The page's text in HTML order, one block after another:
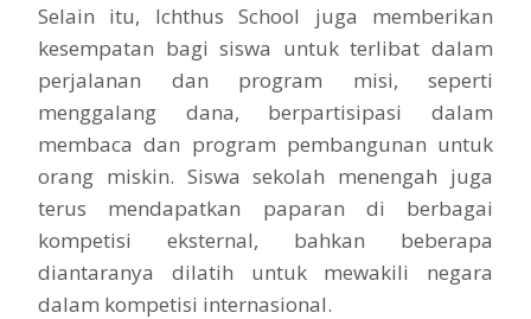
Selain itu, Ichthus School juga memberikan
kesempatan bagi siswa untuk terlibat dalam
perjalanan dan program misi, seperti
menggalang dana, berpartisipasi dalam
membaca dan program pembangunan untuk
orang miskin. Siswa sekolah menengah juga
terus mendapatkan paparan di berbagai
kompetisi eksternal, bahkan beberapa
diantaranya dilatih untuk mewakili negara
dalam kompetisi internasional.